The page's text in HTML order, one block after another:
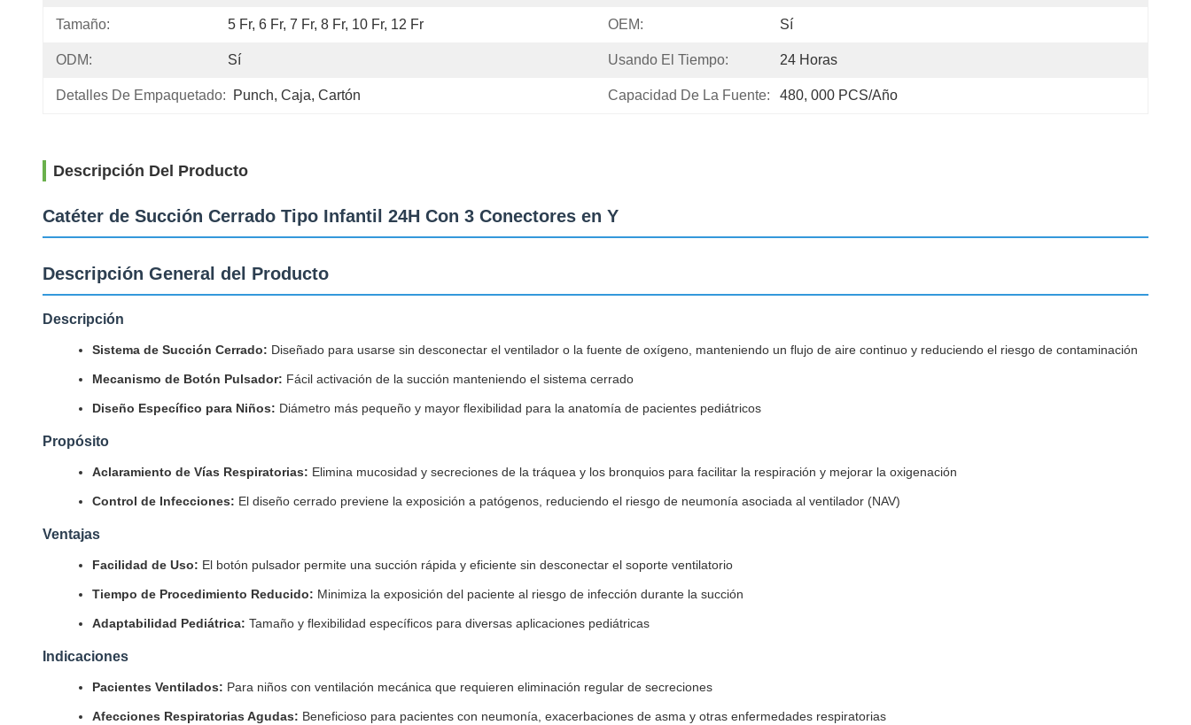
Tamaño: 5 Fr, 6 Fr, 7 Fr, 8 Fr, 10 Fr, 12 Fr OEM: Sí
ODM: Sí Usando El Tiempo: 24 Horas
Detalles De Empaquetado: Punch, Caja, Cartón Capacidad De La Fuente: 480, 000 PCS/año
Descripción Del Producto
Catéter de Succión Cerrado Tipo Infantil 24H Con 3 Conectores en Y
Descripción General del Producto
Descripción
Sistema de Succión Cerrado: Diseñado para usarse sin desconectar el ventilador o la fuente de oxígeno, manteniendo un flujo de aire continuo y reduciendo el riesgo de contaminación
Mecanismo de Botón Pulsador: Fácil activación de la succión manteniendo el sistema cerrado
Diseño Específico para Niños: Diámetro más pequeño y mayor flexibilidad para la anatomía de pacientes pediátricos
Propósito
Aclaramiento de Vías Respiratorias: Elimina mucosidad y secreciones de la tráquea y los bronquios para facilitar la respiración y mejorar la oxigenación
Control de Infecciones: El diseño cerrado previene la exposición a patógenos, reduciendo el riesgo de neumonía asociada al ventilador (NAV)
Ventajas
Facilidad de Uso: El botón pulsador permite una succión rápida y eficiente sin desconectar el soporte ventilatorio
Tiempo de Procedimiento Reducido: Minimiza la exposición del paciente al riesgo de infección durante la succión
Adaptabilidad Pediátrica: Tamaño y flexibilidad específicos para diversas aplicaciones pediátricas
Indicaciones
Pacientes Ventilados: Para niños con ventilación mecánica que requieren eliminación regular de secreciones
Afecciones Respiratorias Agudas: Beneficioso para pacientes con neumonía, exacerbaciones de asma y otras enfermedades respiratorias